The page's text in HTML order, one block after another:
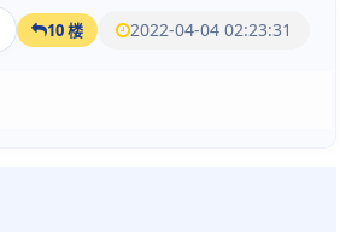
10 楼 2022-04-04 02:23:31